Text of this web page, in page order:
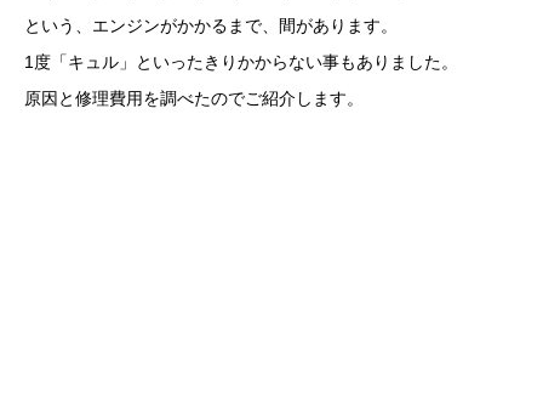
という、エンジンがかかるまで、間があります。
1度「キュル」といったきりかからない事もありました。
原因と修理費用を調べたのでご紹介します。